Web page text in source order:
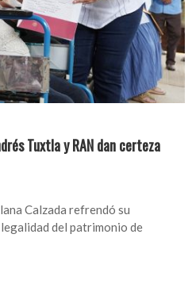
Tuxtla y RAN dan certeza
Calzada refrendó su
del patrimonio de